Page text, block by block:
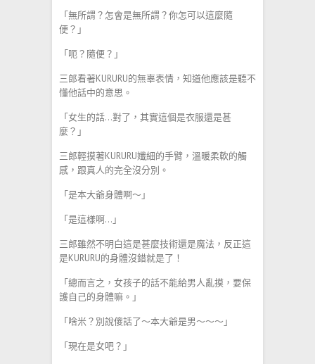
「無所謂？怎會是無所謂？你怎可以這麼隨
便？」
「呃？隨便？」
三郎看著KURURU的無辜表情，知道他應該是聽不
懂他話中的意思。
「女生的話…對了，其實這個是衣服還是甚
麼？」
三郎輕摸著KURURU孅細的手臂，溫暖柔軟的觸
感，跟真人的完全沒分別。
「是本大爺身體啊～」
「是這樣啊…」
三郎雖然不明白這是甚麼技術還是魔法，反正這
是KURURU的身體沒錯就是了！
「總而言之，女孩子的話不能給男人亂摸，要保
護自己的身體嘛。」
「啥米？別說傻話了～本大爺是男～～～」
「現在是女吧？」